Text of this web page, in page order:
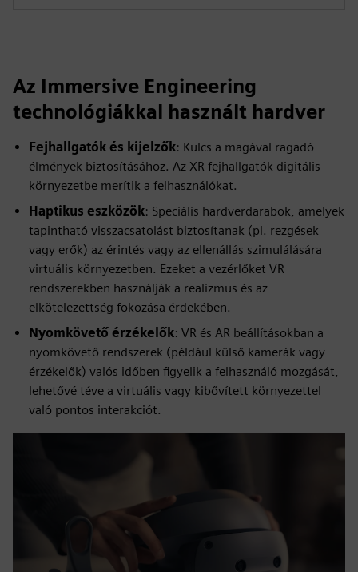
Az Immersive Engineering
technológiákkal használt hardver
Fejhallgatók és kijelzők: Kulcs a magával ragadó
élmények biztosításához. Az XR fejhallgatók digitális
környezetbe merítik a felhasználókat.
Haptikus eszközök: Speciális hardverdarabok, amelyek
tapintható visszacsatolást biztosítanak (pl. rezgések
vagy erők) az érintés vagy az ellenállás szimulálására
virtuális környezetben. Ezeket a vezérlőket VR
rendszerekben használják a realizmus és az
elkötelezettség fokozása érdekében.
Nyomkövető érzékelők: VR és AR beállításokban a
nyomkövető rendszerek (például külső kamerák vagy
érzékelők) valós időben figyelik a felhasználó mozgását,
lehetővé téve a virtuális vagy kibővített környezettel
való pontos interakciót.